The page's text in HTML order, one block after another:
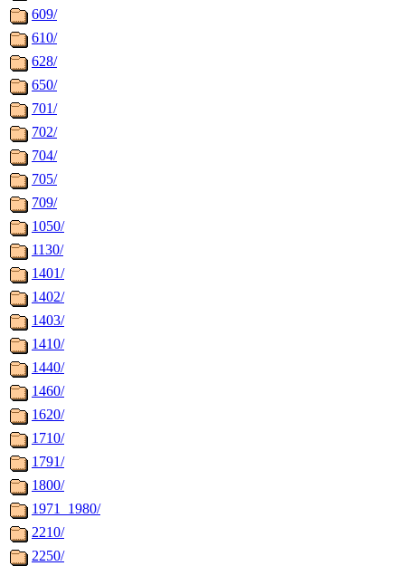
609/
610/
628/
650/
701/
702/
704/
705/
709/
1050/
1130/
1401/
1402/
1403/
1410/
1440/
1460/
1620/
1710/
1791/
1800/
1971_1980/
2210/
2250/